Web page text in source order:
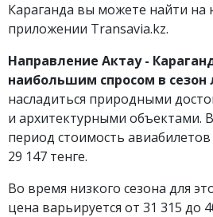
Караганда вы можете найти на
приложении Transavia.kz.
Направление Актау -
наибольшим спросом в сезон
насладиться природными
и архитектурными объектами.
период стоимость авиабилетов
29 147 тенге.
Во время низкого сезона для
цена варьируется от 31 315 до